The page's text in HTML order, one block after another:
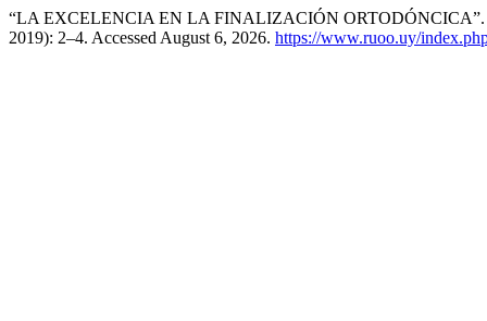
“LA EXCELENCIA EN LA FINALIZACIÓN
2019): 2–4. Accessed August 6, 2026. https://www.ruoo.uy/